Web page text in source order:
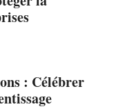
: Célébrer